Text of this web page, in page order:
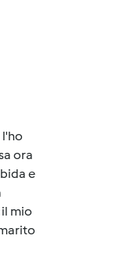
l'ho
ora
e
mio